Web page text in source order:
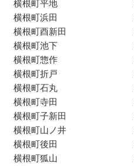
横根町平地
横根町浜田
横根町酉新田
横根町池下
横根町惣作
横根町折戸
横根町石丸
横根町寺田
横根町子新田
横根町山ノ井
横根町後田
横根町狐山